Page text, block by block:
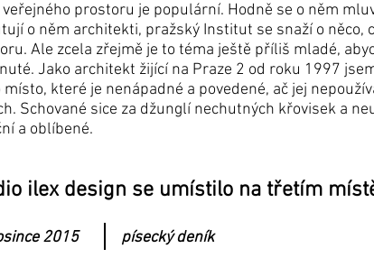
veřejného prostoru je populární. Hodně se o něm
o něm architekti, pražský Institut se snaží o něco,
Ale zcela zřejmě je to téma ještě příliš mladé,
Jako architekt žijící na Praze 2 od roku 1997
místo, které je nenápadné a povedené, ač jej
Schované sice za džunglí nechutných křovisek a
a oblíbené.
ilex design se umístilo na třetím
2015 písecký deník